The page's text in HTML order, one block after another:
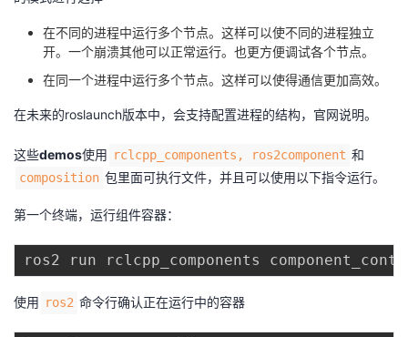
在不同的进程中运行多个节点。这样可以使不同的进程独立
开。一个崩溃其他可以正常运行。也更方便调试各个节点。
在同一个进程中运行多个节点。这样可以使得通信更加高效。
在未来的roslaunch版本中，会支持配置进程的结构， 官网说明。
这些demos使用 rclcpp_components, ros2component 和
composition 包里面可执行文件，并且可以使用以下指令运行。
第一个终端，运行组件容器：
使用 ros2 命令行确认正在运行中的容器